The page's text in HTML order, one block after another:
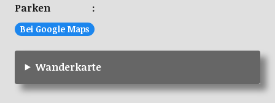
Parken :
Bei Google Maps
Wanderkarte